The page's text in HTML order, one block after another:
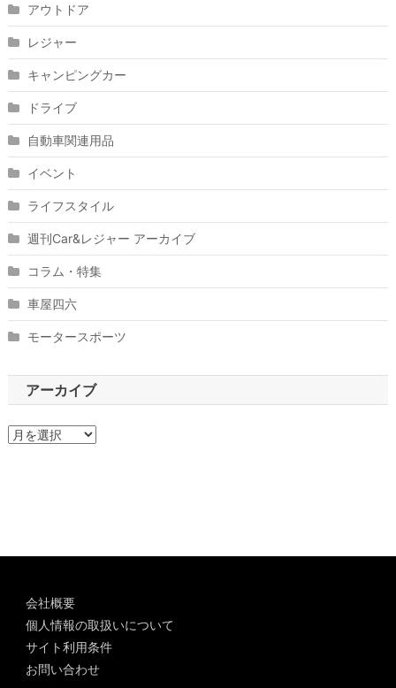
アウトドア
レジャー
キャンピングカー
ドライブ
自動車関連用品
イベント
ライフスタイル
週刊Car&レジャー アーカイブ
コラム・特集
車屋四六
モータースポーツ
アーカイブ
ア
会社概要
個人情報の取扱いについて
サイト利用条件
お問い合わせ